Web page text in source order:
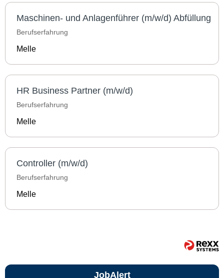
Maschinen- und Anlagenführer (m/w/d) Abfüllung
Berufserfahrung
Melle
HR Business Partner (m/w/d)
Berufserfahrung
Melle
Controller (m/w/d)
Berufserfahrung
Melle
JobAlert